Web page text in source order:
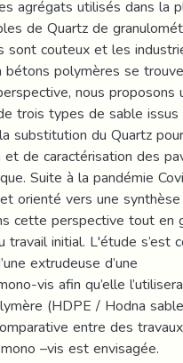
agrégats utilisés dans la
de Quartz de
sont couteux et les
bétons polymères se
nous proposons
trois types de sable
substitution du Quartz pour
et de caractérisation des
Suite à la pandémie
orienté vers une
cette perspective tout en
travail initial. L'étude s’est
extrudeuse d’une
vis afin qu’elle
(HDPE / Hodna
entre des
–vis est envisagée.